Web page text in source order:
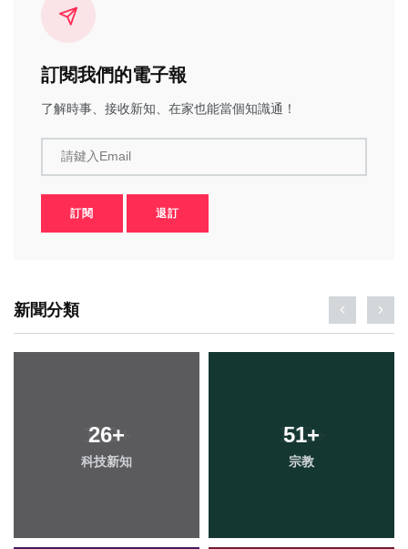
訂閱我們的電子報
了解時事、接收新知、在家也能當個知識通！
請鍵入Email
訂閱 退訂
新聞分類
26+
科技新知
51+
宗教